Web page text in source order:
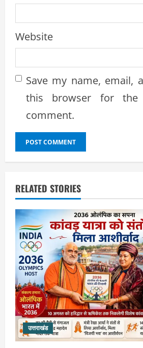
Website
Save my name, email,
this browser for
comment.
RELATED STORIES
उत्तराखंड